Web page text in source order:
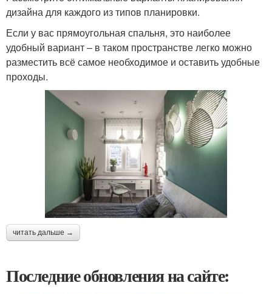
дизайна для каждого из типов планировки.
Если у вас прямоугольная спальня, это наиболее
удобный вариант – в таком пространстве легко можно
разместить всё самое необходимое и оставить удобные
проходы.
читать дальше →
Последние обновления на сайте: